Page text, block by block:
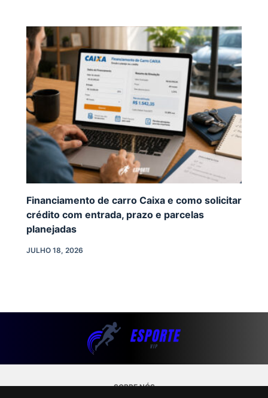
Financiamento de carro Caixa e como solicitar
crédito com entrada, prazo e parcelas
planejadas
JULHO 18, 2026
SOBRE NÓS